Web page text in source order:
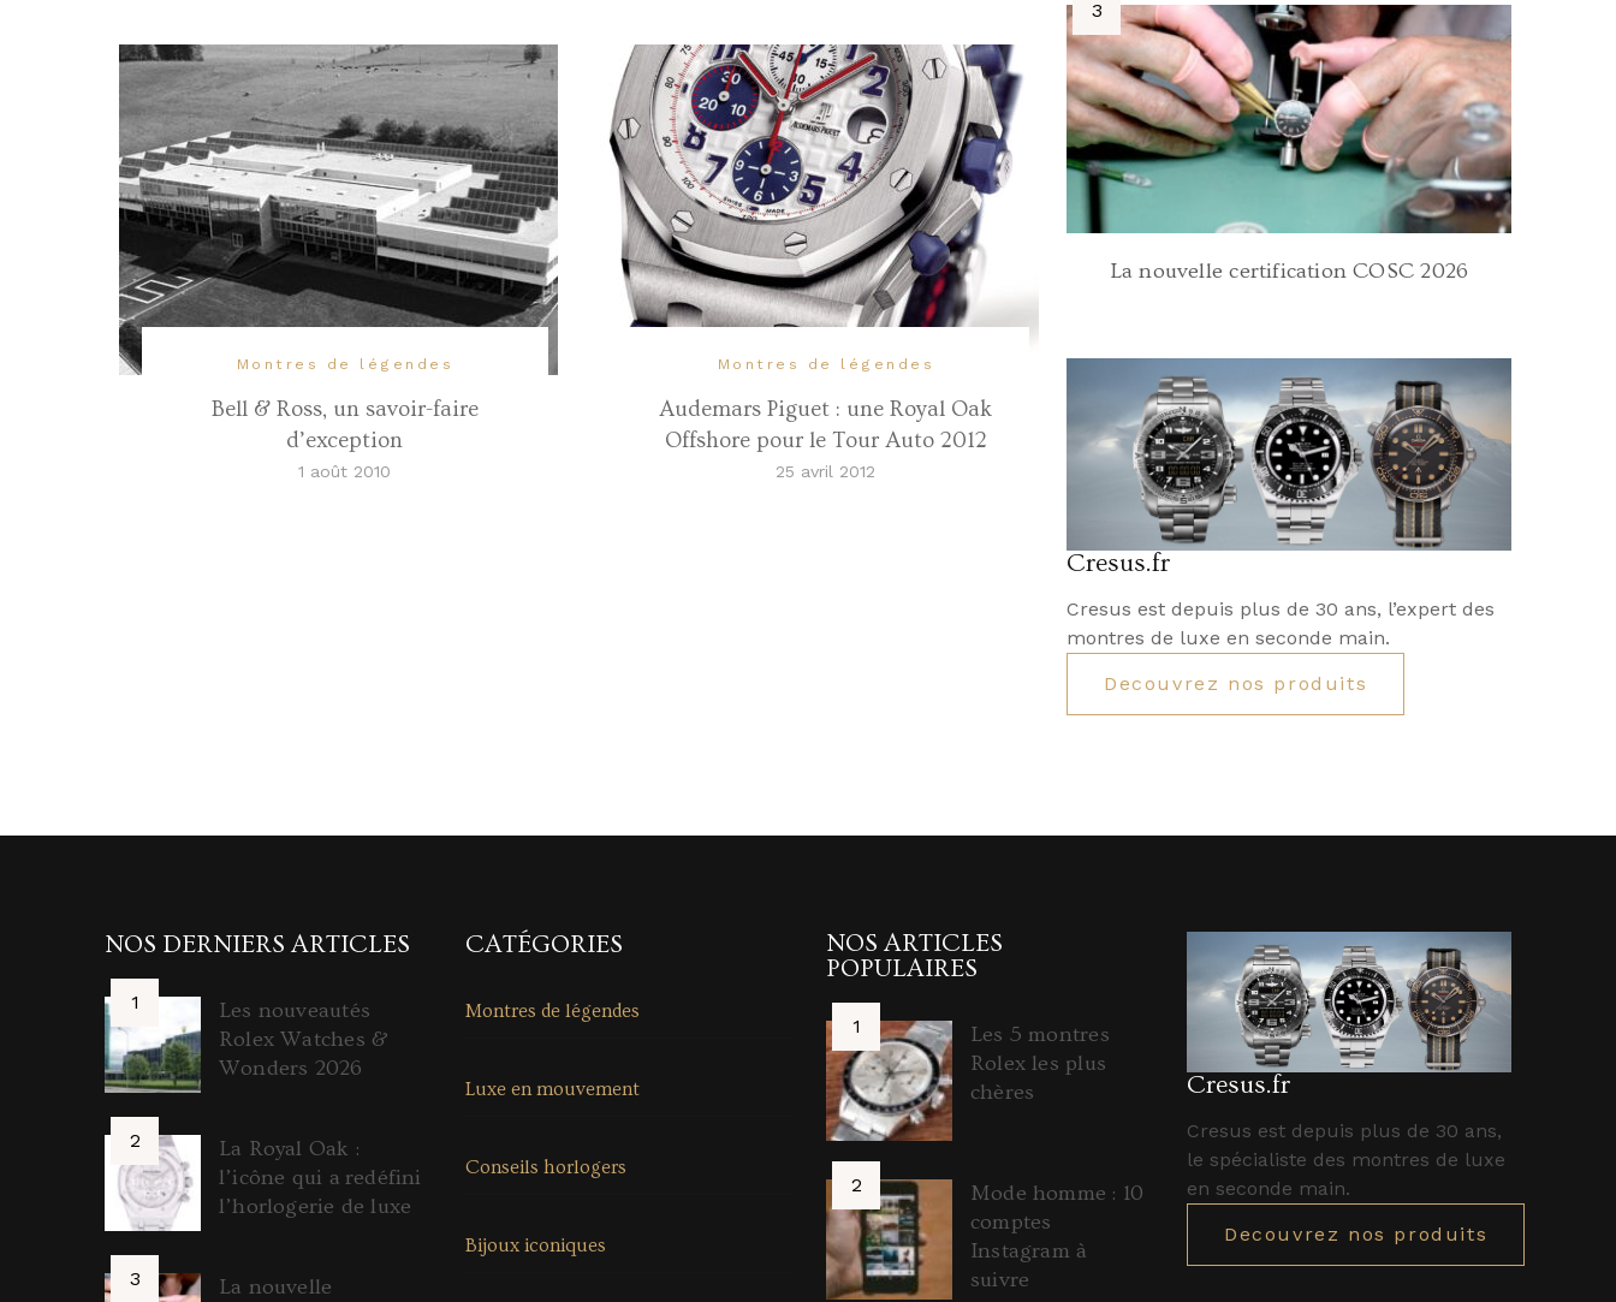
Montres de légendes
Bell & Ross, un savoir-faire
d’exception
1 août 2010
Montres de légendes
Audemars Piguet : une Royal Oak
Offshore pour le Tour Auto 2012
25 avril 2012
La nouvelle certification COSC 2026
Cresus.fr
Cresus est depuis plus de 30 ans, l’expert des
montres de luxe en seconde main.
Decouvrez nos produits
NOS DERNIERS ARTICLES
Les nouveautés
Rolex Watches &
Wonders 2026
La Royal Oak :
l’icône qui a redéfini
l’horlogerie de luxe
La nouvelle
CATÉGORIES
Montres de légendes
Luxe en mouvement
Conseils horlogers
Bijoux iconiques
NOS ARTICLES
POPULAIRES
Les 5 montres
Rolex les plus
chères
Mode homme : 10
comptes
Instagram à
suivre
Cresus.fr
Cresus est depuis plus de 30 ans,
le spécialiste des montres de luxe
en seconde main.
Decouvrez nos produits